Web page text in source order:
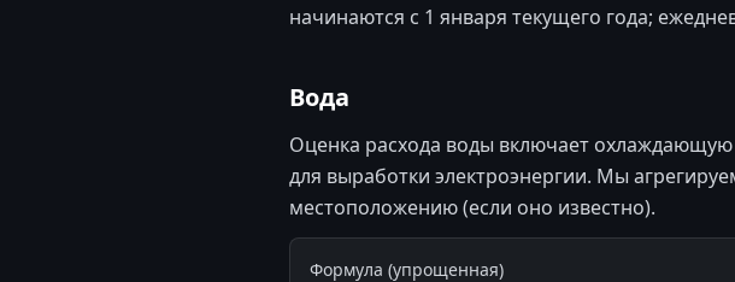
начинаются с 1 января текущего года;
Вода
Оценка расхода воды включает
для выработки электроэнергии. Мы
местоположению (если оно известно).
Формула (упрощенная)